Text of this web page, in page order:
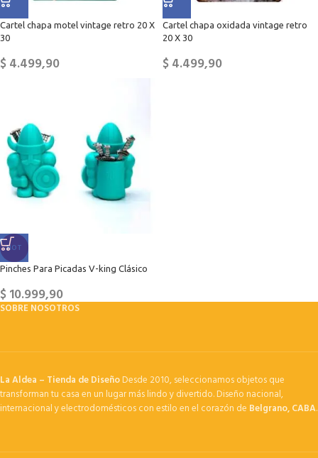
Cartel chapa motel vintage retro 20 X
30
$4.499,90
Cartel chapa oxidada vintage retro
20 X 30
$4.499,90
HOT
Pinches Para Picadas V-king Clásico
$10.999,90
SOBRE NOSOTROS
La Aldea – Tienda de DiseñoDesde 2010, seleccionamos objetos que
transforman tu casa en un lugar más lindo y divertido. Diseño nacional,
internacional y electrodomésticos con estilo en el corazón de Belgrano, CABA.